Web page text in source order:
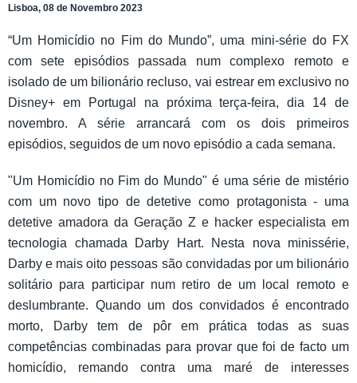
Lisboa, 08 de Novembro 2023
“Um Homicídio no Fim do Mundo”, uma mini-série do FX
com sete episódios passada num complexo remoto e
isolado de um bilionário recluso, vai estrear em exclusivo no
Disney+ em Portugal na próxima terça-feira, dia 14 de
novembro. A série arrancará com os dois primeiros
episódios, seguidos de um novo episódio a cada semana.
"Um Homicídio no Fim do Mundo" é uma série de mistério
com um novo tipo de detetive como protagonista - uma
detetive amadora da Geração Z e hacker especialista em
tecnologia chamada Darby Hart. Nesta nova minissérie,
Darby e mais oito pessoas são convidadas por um bilionário
solitário para participar num retiro de um local remoto e
deslumbrante. Quando um dos convidados é encontrado
morto, Darby tem de pôr em prática todas as suas
competências combinadas para provar que foi de facto um
homicídio, remando contra uma maré de interesses